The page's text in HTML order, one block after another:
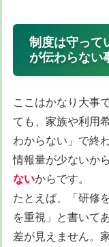
制度は守って
が伝わらない
ここはかなり大事
ても、家族や利用
わからない」で終
情報量が少ないか
ないからです。
たとえば、「研修
を重視」と書いて
差が見えません。